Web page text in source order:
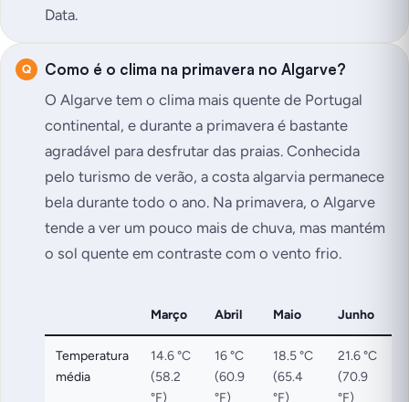
Data.
Como é o clima na primavera no Algarve?
O Algarve tem o clima mais quente de Portugal
continental, e durante a primavera é bastante
agradável para desfrutar das praias. Conhecida
pelo turismo de verão, a costa algarvia permanece
bela durante todo o ano. Na primavera, o Algarve
tende a ver um pouco mais de chuva, mas mantém
o sol quente em contraste com o vento frio.
Março Abril Maio Junho
Temperatura
média
14.6 °C
(58.2
°F)
16 °C
(60.9
°F)
18.5 °C
(65.4
°F)
21.6 °C
(70.9
°F)